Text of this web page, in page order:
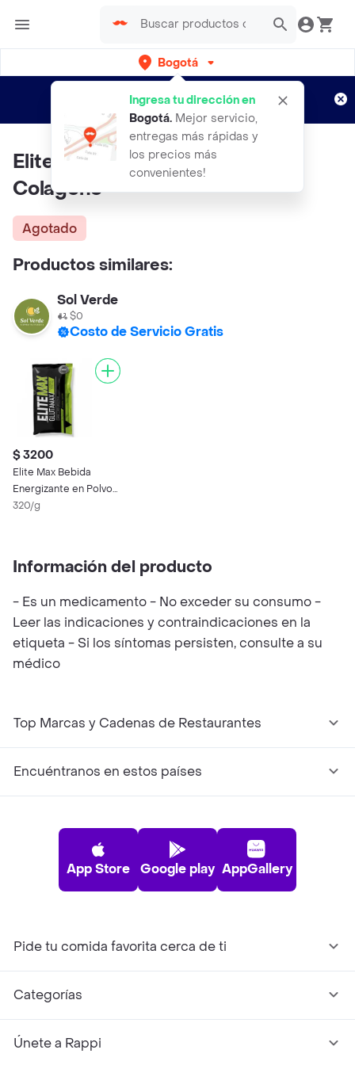
Bogotá
Ingresa tu dirección en
Bogotá. Mejor servicio,
entregas más rápidas y
los precios más
convenientes!
envíos gratis por semanas
Aplican TyC
Elite Max Iso Hidrolizada Con
Colageno
Agotado
Productos similares:
Sol Verde
$0
Costo de Servicio Gratis
$ 3200
Elite Max Bebida
Energizante en Polvo
Glutamax (500 mg)
320/g
Información del producto
- Es un medicamento - No exceder su consumo -
Leer las indicaciones y contraindicaciones en la
etiqueta - Si los síntomas persisten, consulte a su
médico
Top Marcas y Cadenas de Restaurantes
Encuéntranos en estos países
App Store Google play AppGallery
Pide tu comida favorita cerca de ti
Categorías
Únete a Rappi